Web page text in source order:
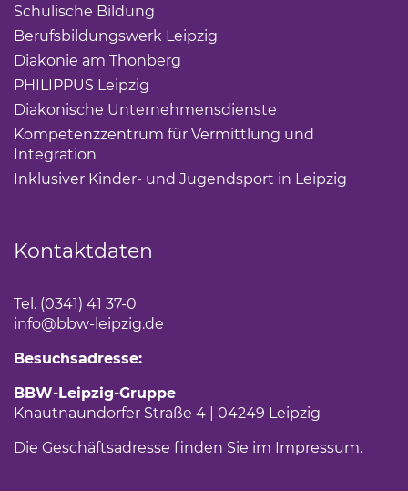
Schulische Bildung
Berufsbildungswerk Leipzig
Diakonie am Thonberg
PHILIPPUS Leipzig
Diakonische Unternehmensdienste
Kompetenzzentrum für Vermittlung und
Integration
Inklusiver Kinder- und Jugendsport in Leipzig
Kontaktdaten
Tel. (0341) 41 37-0
info@bbw-leipzig.de
Besuchsadresse:
BBW-Leipzig-Gruppe
Knautnaundorfer Straße 4 | 04249 Leipzig
Die Geschäftsadresse finden Sie im Impressum.